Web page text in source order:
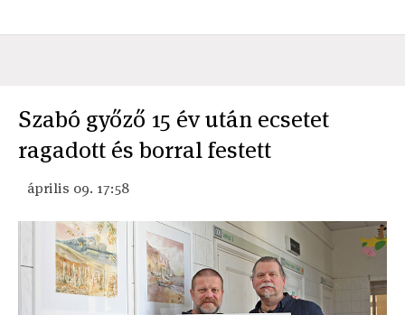
Szabó győző 15 év után ecsetet
ragadott és borral festett
április 09. 17:58